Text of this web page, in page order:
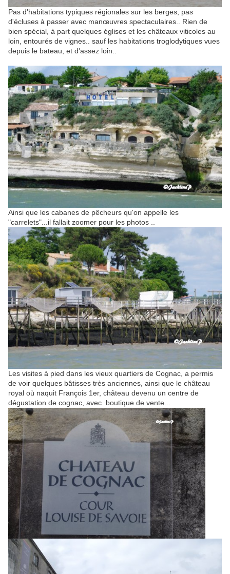
Pas d'habitations typiques régionales sur les berges, pas
d'écluses à passer avec manœuvres spectaculaires.. Rien de
bien spécial, à part quelques églises et les châteaux viticoles au
loin, entourés de vignes.. sauf les habitations troglodytiques vues
depuis le bateau, et d'assez loin..
Ainsi que les cabanes de pêcheurs qu'on appelle les
"carrelets"...il fallait zoomer pour les photos ..
Les visites à pied dans les vieux quartiers de Cognac, a permis
de voir quelques bâtisses très anciennes, ainsi que le château
royal où naquit François 1er, château devenu un centre de
dégustation de cognac, avec boutique de vente...